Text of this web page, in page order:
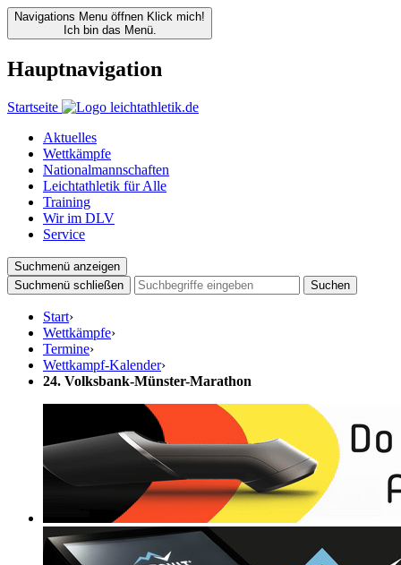
Navigations Menu öffnen Klick mich!
Ich bin das Menü.
Hauptnavigation
Startseite
Aktuelles
Wettkämpfe
Nationalmannschaften
Leichtathletik für Alle
Training
Wir im DLV
Service
Suchmenü anzeigen
Suchmenü schließen
Suchen
Start›
Wettkämpfe›
Termine›
Wettkampf-Kalender›
24. Volksbank-Münster-Marathon